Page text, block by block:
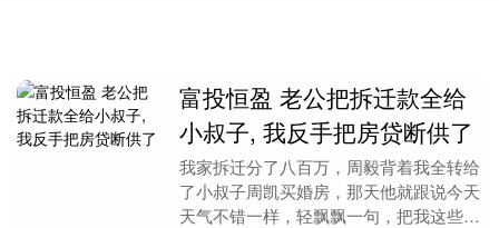
富投恒盈 老公把拆迁款全给
小叔子, 我反手把房贷断供了
我家拆迁分了八百万，周毅背着我全转给
了小叔子周凯买婚房，那天他就跟说今天
天气不错一样，轻飘飘一句，把我这些年